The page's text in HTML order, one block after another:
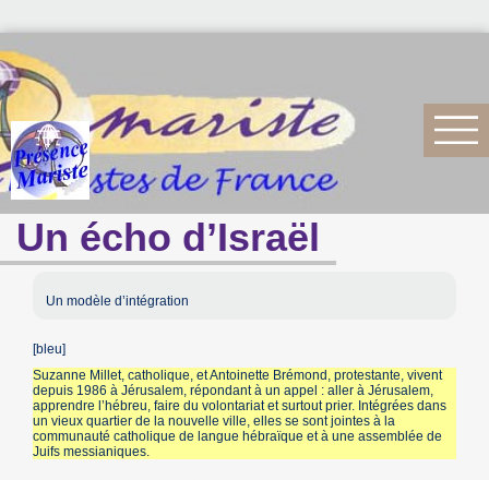
Un écho d’Israël
Un modèle d’intégration
[bleu]
Suzanne Millet, catholique, et Antoinette Brémond, protestante, vivent
depuis 1986 à Jérusalem, répondant à un appel : aller à Jérusalem,
apprendre l’hébreu, faire du volontariat et surtout prier. Intégrées dans
un vieux quartier de la nouvelle ville, elles se sont jointes à la
communauté catholique de langue hébraïque et à une assemblée de
Juifs messianiques.